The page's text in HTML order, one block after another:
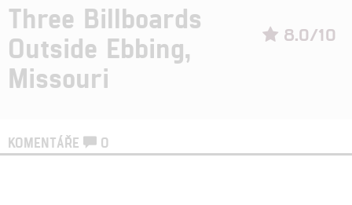
8.0/10
Three Billboards
Outside Ebbing,
Missouri
KOMENTÁŘE 0